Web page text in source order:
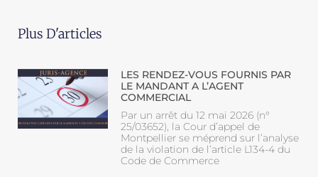
Plus D'articles
LES RENDEZ-VOUS FOURNIS PAR
LE MANDANT A L’AGENT
COMMERCIAL
Par un arrêt du 12 mai 2026 (n°
25/03652), la Cour d’appel de
Montpellier se méprend sur l’analyse
de la violation de l’article L134-4 du
Code de Commerce